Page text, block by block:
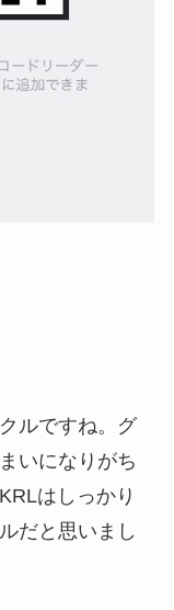
ルですね。グ
いになりがち
はしっかり
だと思いまし